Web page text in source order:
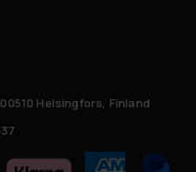
Helsingfors, Finland